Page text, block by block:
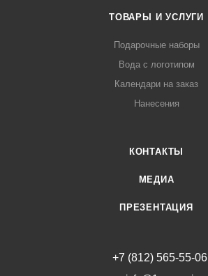
ТОВАРЫ И УСЛУГИ
Подарочные наборы
Вода с логотипом
Календари на заказ
Нанесения
КОНТАКТЫ
МЕДИА
ПРЕЗЕНТАЦИЯ
+7 (812) 565-55-06